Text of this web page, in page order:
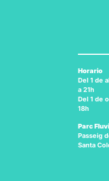
Horario
Del 1 de
a 21h
Del 1 de
18h
Parc
Passeig
Santa